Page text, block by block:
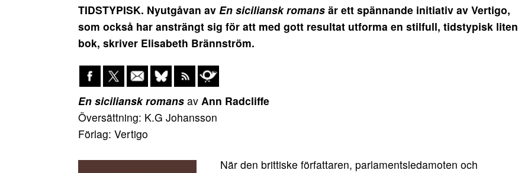
TIDSTYPISK. Nyutgåvan av En siciliansk romans är ett spännande initiativ av Vertigo,
som också har ansträngt sig för att med gott resultat utforma en stilfull, tidstypisk liten
bok, skriver Elisabeth Brännström.
En siciliansk romans av Ann Radcliffe
Översättning: K.G Johansson
Förlag: Vertigo
När den brittiske författaren, parlamentsledamoten och